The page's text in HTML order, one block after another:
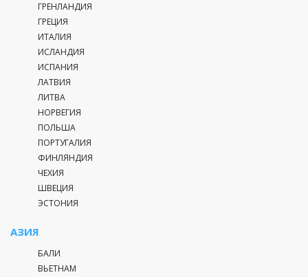
ГРЕНЛАНДИЯ
ГРЕЦИЯ
ИТАЛИЯ
ИСЛАНДИЯ
ИСПАНИЯ
ЛАТВИЯ
ЛИТВА
НОРВЕГИЯ
ПОЛЬША
ПОРТУГАЛИЯ
ФИНЛЯНДИЯ
ЧЕХИЯ
ШВЕЦИЯ
ЭСТОНИЯ
АЗИЯ
БАЛИ
ВЬЕТНАМ